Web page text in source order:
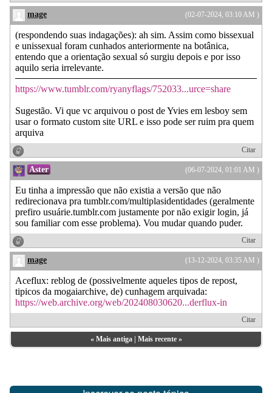
(02-07-2024, 03:10 AM )
mage
(respondendo suas indagações): ah sim. Assim como bissexual
e unissexual foram cunhados anteriormente na botânica,
entendo que a orientação sexual só surgiu depois e por isso
aquilo seria irrelevante.
https://www.tumblr.com/ryanyflags/752033...urce=share
Sugestão. Vi que vc arquivou o post de Yvies em lesboy sem
usar o formato custom site URL e isso pode ser ruim pra quem
arquiva
Citar
(06-07-2024, 01:01 AM )
Aster
Eu tinha a impressão que não existia a versão que não
redirecionava pra tumblr.com/multiplasidentidades (geralmente
prefiro usuárie.tumblr.com justamente por não exigir login, já
sou familiar com esse problema). Vou mudar quando puder.
Citar
(13-12-2024, 03:35 AM )
mage
Aceflux: reblog de (possivelmente aqueles tipos de repost,
tipicos da mogaiarchive, de) cunhagem arquivada:
https://web.archive.org/web/202408030620...derflux-in
Citar
« Mais antiga| Mais recente»